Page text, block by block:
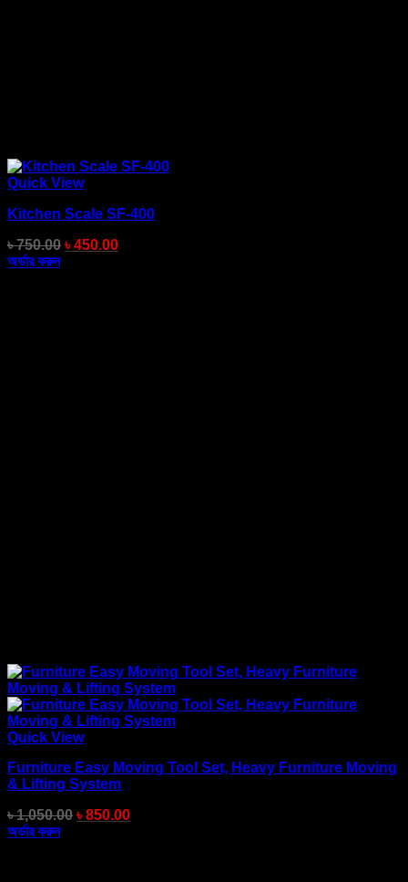
Quick View
Kitchen Scale SF-400
৳750.00 ৳450.00
অর্ডার করুন
Quick View
Furniture Easy Moving Tool Set, Heavy Furniture Moving
& Lifting System
৳1,050.00 ৳850.00
অর্ডার করুন